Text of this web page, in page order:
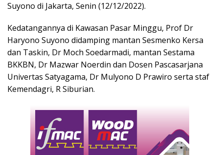
Suyono di Jakarta, Senin (12/12/2022).
Kedatangannya di Kawasan Pasar Minggu, Prof Dr
Haryono Suyono didamping mantan Sesmenko Kersa
dan Taskin, Dr Moch Soedarmadi, mantan Sestama
BKKBN, Dr Mazwar Noerdin dan Dosen Pascasarjana
Univertas Satyagama, Dr Mulyono D Prawiro serta staf
Kemendagri, R Siburian.